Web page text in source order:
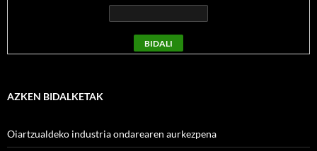
AZKEN BIDALKETAK
Oiartzualdeko industria ondarearen aurkezpena